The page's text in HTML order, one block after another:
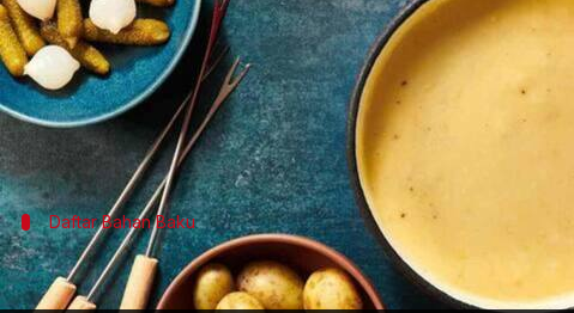
Apa ceritanya
Fonduekeju, tradisi Swiss, adalah hidangan dalam
Sajian ini merupakan bagian integral dari budaya
Ramuan keju leleh dan bahan lainnya yang lezat
Daftar Bahan Baku
Siapkan Bahan-Bahan Berikut Ini
Untuk hidangan klasik Swiss ini, Anda membutuhkan